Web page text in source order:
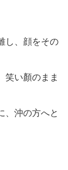
し、顔をその
笑い顏のまま
、沖の方へと